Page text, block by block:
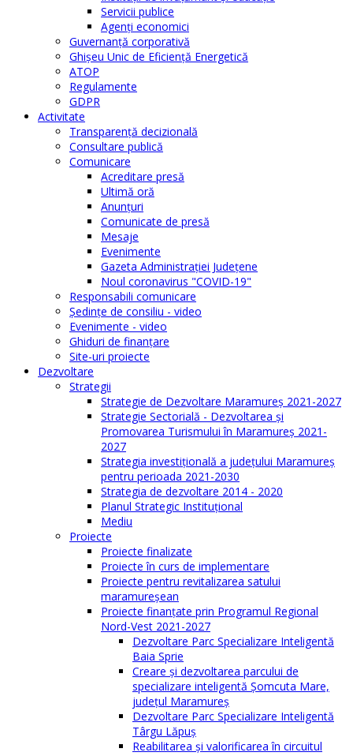
Servicii publice
Agenţi economici
Guvernanță corporativă
Ghişeu Unic de Eficienţă Energetică
ATOP
Regulamente
GDPR
Activitate
Transparenţă decizională
Consultare publică
Comunicare
Acreditare presă
Ultimă oră
Anunţuri
Comunicate de presă
Mesaje
Evenimente
Gazeta Administraţiei Judeţene
Noul coronavirus "COVID-19"
Responsabili comunicare
Şedinţe de consiliu - video
Evenimente - video
Ghiduri de finanţare
Site-uri proiecte
Dezvoltare
Strategii
Strategie de Dezvoltare Maramureș 2021-2027
Strategie Sectorială - Dezvoltarea și
Promovarea Turismului în Maramureș 2021-
2027
Strategia investiţională a județului Maramureș
pentru perioada 2021-2030
Strategia de dezvoltare 2014 - 2020
Planul Strategic Instituţional
Mediu
Proiecte
Proiecte finalizate
Proiecte în curs de implementare
Proiecte pentru revitalizarea satului
maramureşean
Proiecte finanțate prin Programul Regional
Nord-Vest 2021-2027
Dezvoltare Parc Specializare Inteligentă
Baia Sprie
Creare și dezvoltarea parcului de
specializare inteligentă Șomcuta Mare,
județul Maramureș
Dezvoltare Parc Specializare Inteligentă
Târgu Lăpuș
Reabilitarea și valorificarea în circuitul